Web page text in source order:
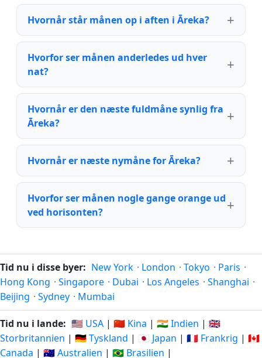
Hvornår står månen op i aften i Āreka?
Hvorfor ser månen anderledes ud hver
nat?
Hvornår er den næste fuldmåne synlig fra
Āreka?
Hvornår er næste nymåne for Āreka?
Hvorfor ser månen nogle gange orange ud
ved horisonten?
Tid nu i disse byer: New York · London · Tokyo · Paris ·
Hong Kong · Singapore · Dubai · Los Angeles · Shanghai ·
Beijing · Sydney · Mumbai
Tid nu i lande: 🇺🇸 USA | 🇨🇳 Kina | 🇮🇳 Indien | 🇬🇧
Storbritannien | 🇩🇪 Tyskland | 🇯🇵 Japan | 🇫🇷 Frankrig | 🇨🇦
Canada | 🇦🇺 Australien | 🇧🇷 Brasilien |